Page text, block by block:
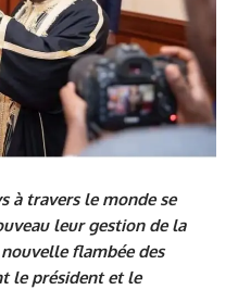
à travers le monde se
leur gestion de la
flambée des
le président et le